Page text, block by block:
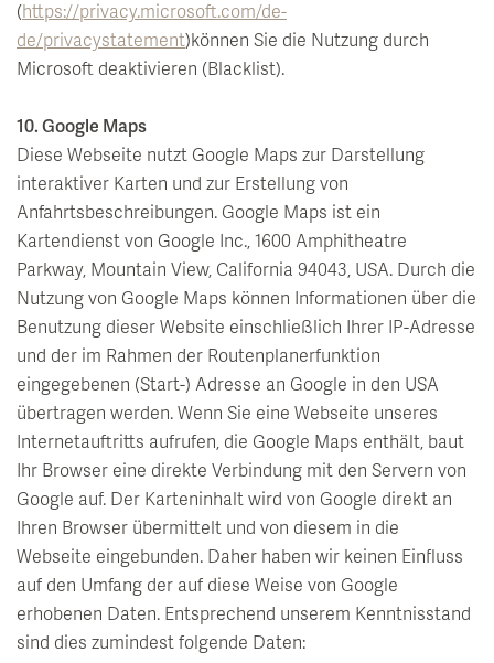
(https://privacy.microsoft.com/de-
de/privacystatement)können Sie die Nutzung durch
Microsoft deaktivieren (Blacklist).
10. Google Maps
Diese Webseite nutzt Google Maps zur Darstellung
interaktiver Karten und zur Erstellung von
Anfahrtsbeschreibungen. Google Maps ist ein
Kartendienst von Google Inc., 1600 Amphitheatre
Parkway, Mountain View, California 94043, USA. Durch die
Nutzung von Google Maps können Informationen über die
Benutzung dieser Website einschließlich Ihrer IP-Adresse
und der im Rahmen der Routenplanerfunktion
eingegebenen (Start-) Adresse an Google in den USA
übertragen werden. Wenn Sie eine Webseite unseres
Internetauftritts aufrufen, die Google Maps enthält, baut
Ihr Browser eine direkte Verbindung mit den Servern von
Google auf. Der Karteninhalt wird von Google direkt an
Ihren Browser übermittelt und von diesem in die
Webseite eingebunden. Daher haben wir keinen Einfluss
auf den Umfang der auf diese Weise von Google
erhobenen Daten. Entsprechend unserem Kenntnisstand
sind dies zumindest folgende Daten: